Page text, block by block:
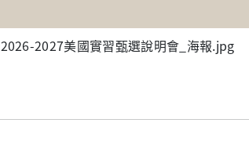
2026-2027美國實習甄選說明會_海報.jpg